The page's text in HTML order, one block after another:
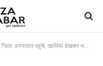
अस्पताल पहुंचे, खामियां देखकर भड़के